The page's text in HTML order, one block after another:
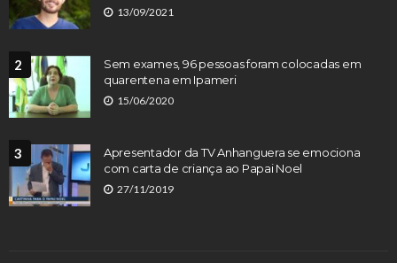
13/09/2021
2
Sem exames, 96 pessoas foram colocadas em
quarentena em Ipameri
15/06/2020
3
Apresentador da TV Anhanguera se emociona
com carta de criança ao Papai Noel
27/11/2019